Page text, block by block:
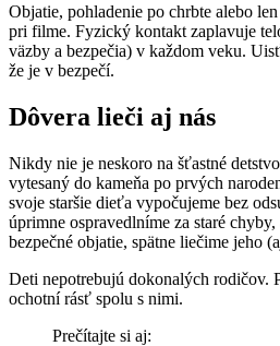
Objatie, pohladenie po chrbte alebo
pri filme. Fyzický kontakt zaplavuje
väzby a bezpečia) v každom veku.
že je v bezpečí.
Dôvera lieči aj nás
Nikdy nie je neskoro na šťastné
vytesaný do kameňa po prvých
svoje staršie dieťa vypočujeme bez
úprimne ospravedlníme za staré
bezpečné objatie, spätne liečime jeho
Deti nepotrebujú dokonalých rodičov.
ochotní rásť spolu s nimi.
Prečítajte si aj: